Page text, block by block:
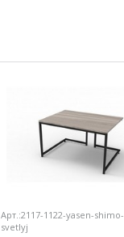
Арт.:2117-1122-yasen-shimo-
svetlyj